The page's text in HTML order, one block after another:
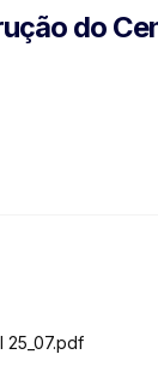
do
25_07.pdf